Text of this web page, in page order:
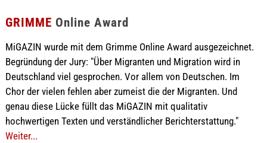
GRIMME Online Award
MiGAZIN wurde mit dem Grimme Online Award ausgezeichnet.
Begründung der Jury: "Über Migranten und Migration wird in
Deutschland viel gesprochen. Vor allem von Deutschen. Im
Chor der vielen fehlen aber zumeist die der Migranten. Und
genau diese Lücke füllt das MiGAZIN mit qualitativ
hochwertigen Texten und verständlicher Berichterstattung."
Weiter...